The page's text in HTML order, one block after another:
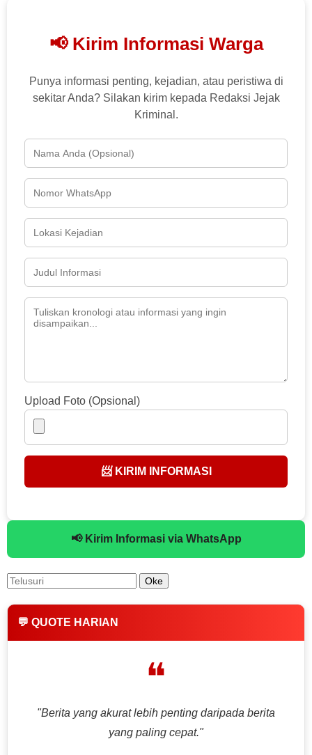
📢 Kirim Informasi Warga
Punya informasi penting, kejadian, atau peristiwa di
sekitar Anda? Silakan kirim kepada Redaksi Jejak
Kriminal.
Upload Foto (Opsional)
📨 KIRIM INFORMASI
📢 Kirim Informasi via WhatsApp
💬 QUOTE HARIAN
❝
"Berita yang akurat lebih penting daripada berita
yang paling cepat."